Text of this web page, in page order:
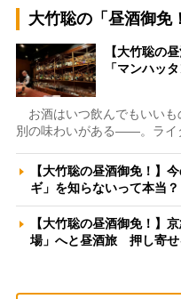
大竹聡の「昼酒御免
【大竹聡の
「マンハッ
お酒はいつ飲んでもいいも
別の味わいがある――。ライ
【大竹聡の昼酒御免！】
ギ」を知らないって本当
【大竹聡の昼酒御免！】
場」へと昼酒旅 押し寄